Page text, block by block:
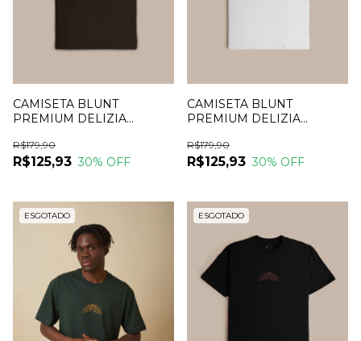
CAMISETA BLUNT
PREMIUM DELIZIA
R$125,93
R$179,90
30% OFF
CAMISETA BLUNT
PREMIUM DELIZIA
R$125,93
R$179,90
30% OFF
ESGOTADO ESGOTADO